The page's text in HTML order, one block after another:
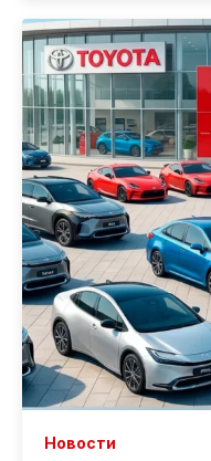
Новости